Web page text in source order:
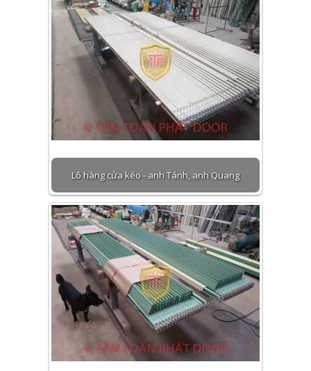
Lô hàng cửa kéo - anh Tánh, anh Quang